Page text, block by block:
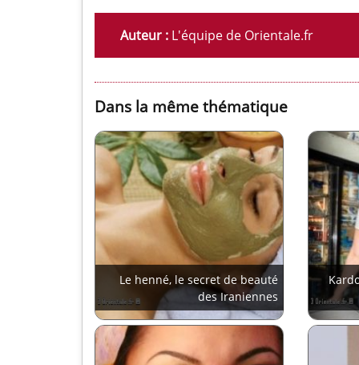
Auteur : L'équipe de Orientale.fr
Dans la même thématique
Le henné, le secret de beauté
des Iraniennes